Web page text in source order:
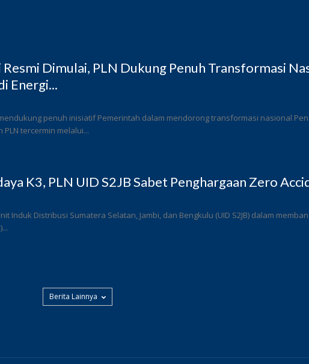
Resmi Dimulai, PLN Dukung Penuh Transformasi
Energi...
penuh inisiatif Pemerintah dalam mendorong transformasi nasional
PLN tercermin melalui...
K3, PLN UID S2JB Sabet Penghargaan Zero
Induk Distribusi Sumatera Selatan, Jambi, dan Bengkulu (UID S2JB) dalam
Berita Lainnya